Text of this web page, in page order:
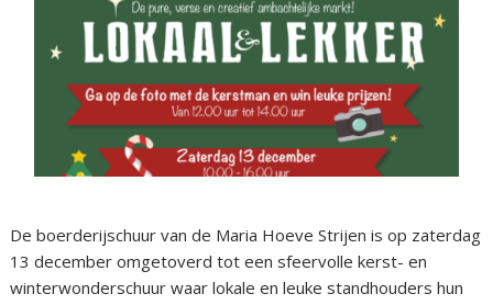
De boerderijschuur van de Maria Hoeve Strijen is op zaterdag
13 december omgetoverd tot een sfeervolle kerst- en
winterwonderschuur waar lokale en leuke standhouders hun